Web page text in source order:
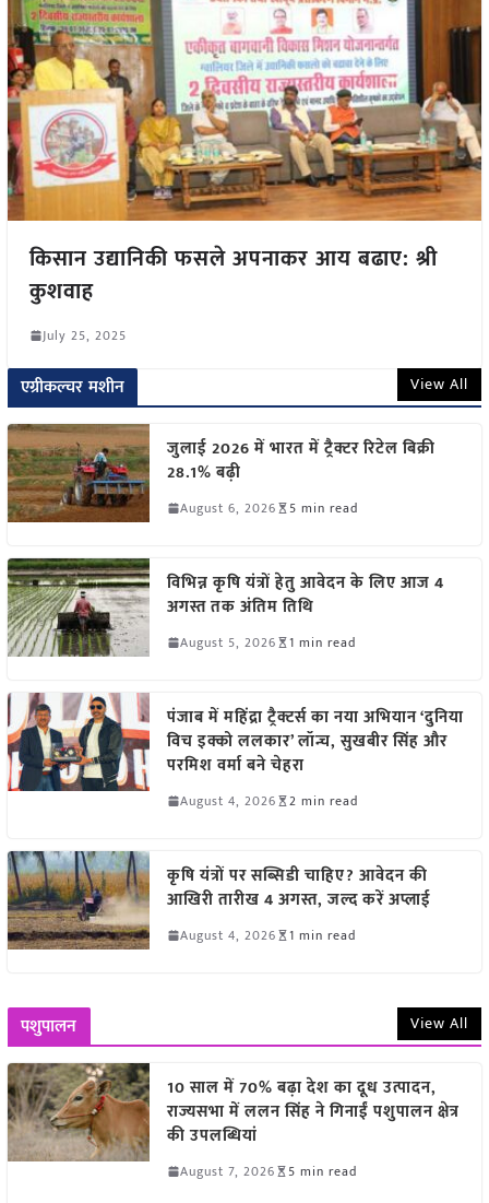
किसान उद्यानिकी फसले अपनाकर आय बढाए: श्री
कुशवाह
July 25, 2025
एग्रीकल्चर मशीन View All
जुलाई 2026 में भारत में ट्रैक्टर रिटेल बिक्री
28.1% बढ़ी
August 6, 2026 5 min read
विभिन्न कृषि यंत्रों हेतु आवेदन के लिए आज 4
अगस्त तक अंतिम तिथि
August 5, 2026 1 min read
पंजाब में महिंद्रा ट्रैक्टर्स का नया अभियान ‘दुनिया
विच इक्को ललकार’ लॉन्च, सुखबीर सिंह और
परमिश वर्मा बने चेहरा
August 4, 2026 2 min read
कृषि यंत्रों पर सब्सिडी चाहिए? आवेदन की
आखिरी तारीख 4 अगस्त, जल्द करें अप्लाई
August 4, 2026 1 min read
पशुपालन View All
10 साल में 70% बढ़ा देश का दूध उत्पादन,
राज्यसभा में ललन सिंह ने गिनाईं पशुपालन क्षेत्र
की उपलब्धियां
August 7, 2026 5 min read